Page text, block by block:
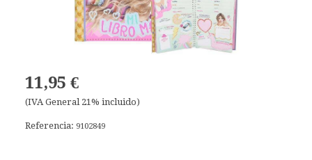
11,95 €
(IVA General 21% incluido)
Referencia: 9102849